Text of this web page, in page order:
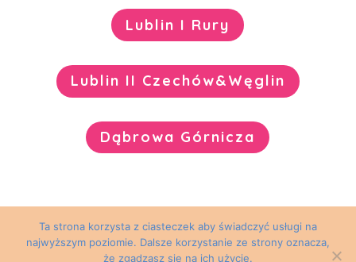
Lublin I Rury
Lublin II Czechów&Węglin
Dąbrowa Górnicza
Ta strona korzysta z ciasteczek aby świadczyć usługi na
najwyższym poziomie. Dalsze korzystanie ze strony oznacza,
że zgadzasz się na ich użycie.